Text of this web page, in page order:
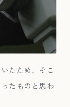
たため、そこ
たものと思わ